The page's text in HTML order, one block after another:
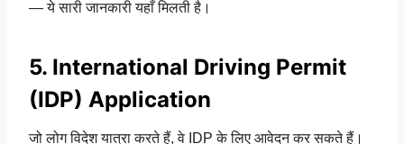
— ये सारी जानकारी यहाँ मिलती है।
5. International Driving Permit
(IDP) Application
जो लोग विदेश यात्रा करते हैं, वे IDP के लिए आवेदन कर सकते हैं।